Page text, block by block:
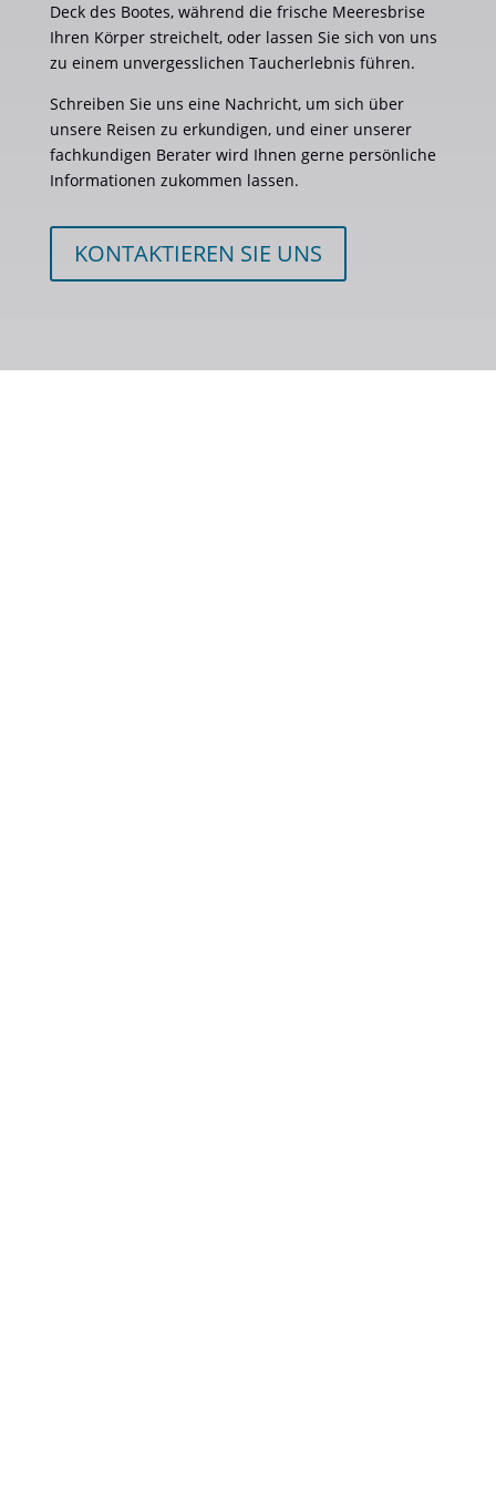
Deck des Bootes, während die frische Meeresbrise
Ihren Körper streichelt, oder lassen Sie sich von uns
zu einem unvergesslichen Taucherlebnis führen.
Schreiben Sie uns eine Nachricht, um sich über
unsere Reisen zu erkundigen, und einer unserer
fachkundigen Berater wird Ihnen gerne persönliche
Informationen zukommen lassen.
KONTAKTIEREN SIE UNS